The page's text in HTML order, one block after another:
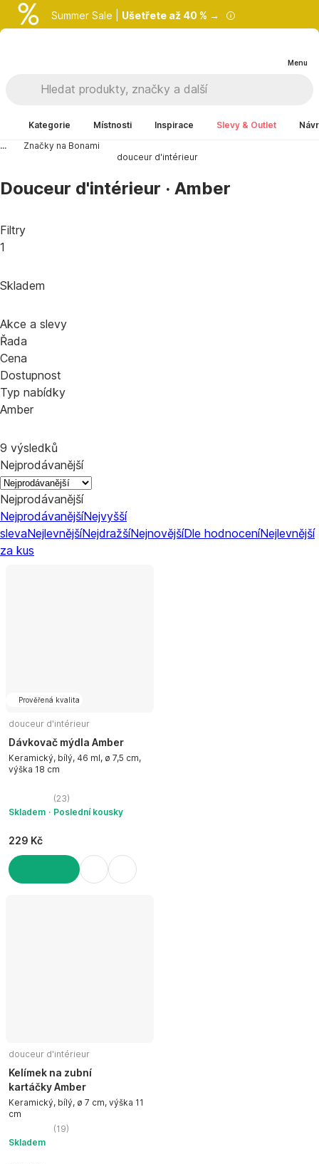
Summer Sale | Ušetřete až 40 % →
Menu
Kategorie Místnosti Inspirace Slevy & Outlet
...
Značky na Bonami
douceur d'intérieur
Douceur d'intérieur · Amber
Filtry
1
Skladem
Akce a slevy
Řada
Cena
Dostupnost
Typ nabídky
Amber
9 výsledků
Nejprodávanější
Nejprodávanější
NejprodávanějšíNejvyšší
slevaNejlevnějšíNejdražšíNejnovějšíDle hodnoceníNejlevnější
za kus
Prověřená kvalita
douceur d'intérieur
Dávkovač mýdla Amber
Keramický, bílý, 46 ml, ø 7,5 cm,
výška 18 cm
(23)
Skladem
Poslední kousky
229 Kč
douceur d'intérieur
Kelímek na zubní
kartáčky Amber
Keramický, bílý, ø 7 cm, výška 11
cm
(19)
Skladem